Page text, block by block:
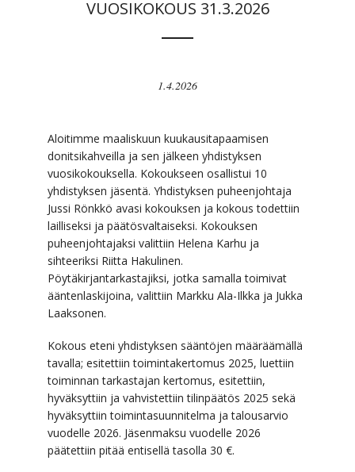
VUOSIKOKOUS 31.3.2026
1.4.2026
Aloitimme maaliskuun kuukausitapaamisen
donitsikahveilla ja sen jälkeen yhdistyksen
vuosikokouksella. Kokoukseen osallistui 10
yhdistyksen jäsentä. Yhdistyksen puheenjohtaja
Jussi Rönkkö avasi kokouksen ja kokous todettiin
lailliseksi ja päätösvaltaiseksi. Kokouksen
puheenjohtajaksi valittiin Helena Karhu ja
sihteeriksi Riitta Hakulinen.
Pöytäkirjantarkastajiksi, jotka samalla toimivat
ääntenlaskijoina, valittiin Markku Ala-Ilkka ja Jukka
Laaksonen.
Kokous eteni yhdistyksen sääntöjen määräämällä
tavalla; esitettiin toimintakertomus 2025, luettiin
toiminnan tarkastajan kertomus, esitettiin,
hyväksyttiin ja vahvistettiin tilinpäätös 2025 sekä
hyväksyttiin toimintasuunnitelma ja talousarvio
vuodelle 2026. Jäsenmaksu vuodelle 2026
päätettiin pitää entisellä tasolla 30 €.